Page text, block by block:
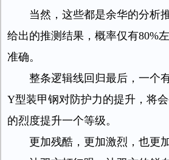
当然，这些都是余华的分析
给出的推测结果，概率仅有80%
准确。
整条逻辑线回归最后，一个
Y型装甲钢对防护力的提升，将
的烈度提升一个等级。
更加残酷，更加激烈，也更